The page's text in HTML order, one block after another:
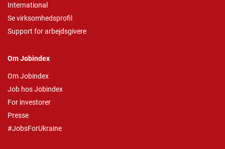
International
Se virksomhedsprofil
Support for arbejdsgivere
Om Jobindex
Om Jobindex
Job hos Jobindex
For investorer
Presse
#JobsForUkraine